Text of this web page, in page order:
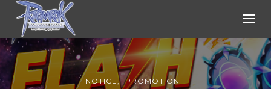
Ragnarok Online
NOTICE PROMOTION